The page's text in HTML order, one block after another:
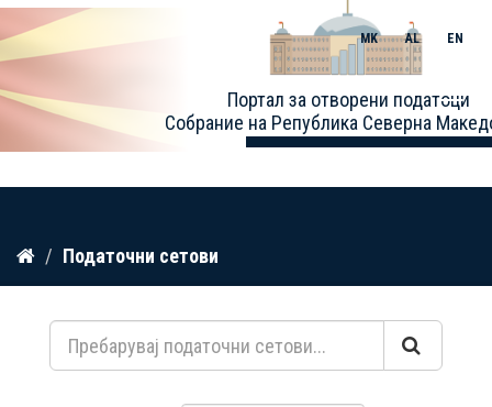
Прескокнете
содржина
Портал за отворени податоци
Собрание на Република Северна
MK AL EN
Toggle
Податочни сетови